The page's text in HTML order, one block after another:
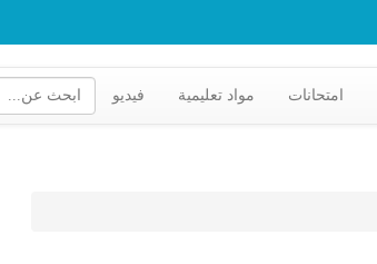
امتحانات مواد تعليمية فيديو